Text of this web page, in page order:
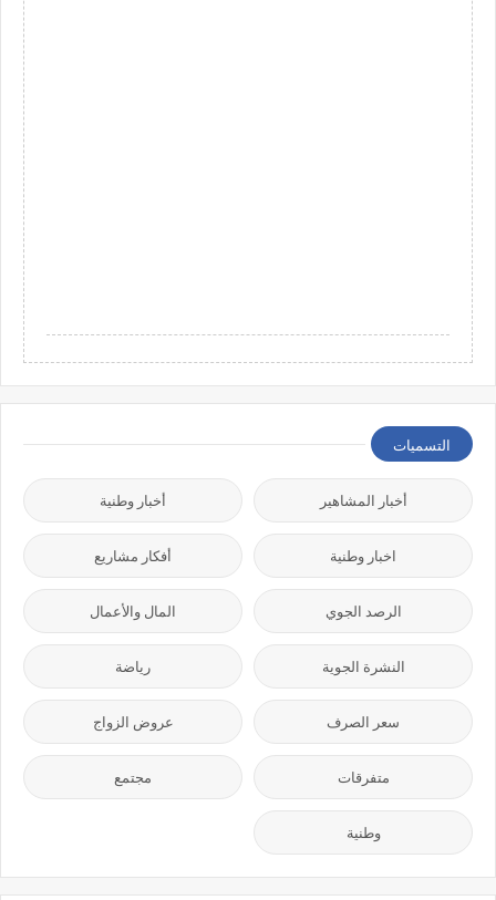
التسميات
أخبار المشاهير أخبار وطنية
اخبار وطنية أفكار مشاريع
الرصد الجوي المال والأعمال
النشرة الجوية رياضة
سعر الصرف عروض الزواج
متفرقات مجتمع
وطنية